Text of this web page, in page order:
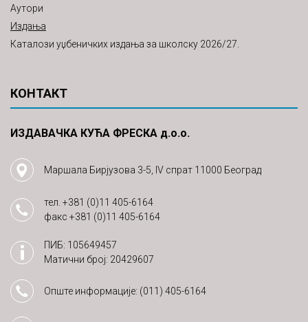
Аутори
Издања
Каталози уџбеничких издања за школску 2026/27.
КОНТАКТ
ИЗДАВАЧКА КУЋА ФРЕСКА д.о.о.
Маршала Бирјузова 3-5, IV спрат 11000 Београд
тел. +381 (0)11 405-6164
факс +381 (0)11 405-6164
ПИБ: 105649457
Матични број: 20429607
Опште информације: (011) 405-6164